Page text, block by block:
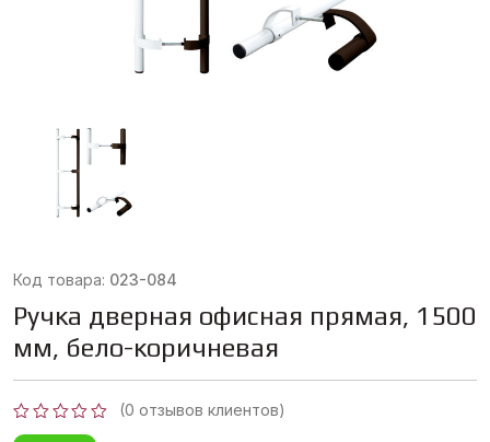
Код товара: 023-084
Ручка дверная офисная прямая, 1500
мм, бело-коричневая
Оценка
(0 отзывов клиентов)